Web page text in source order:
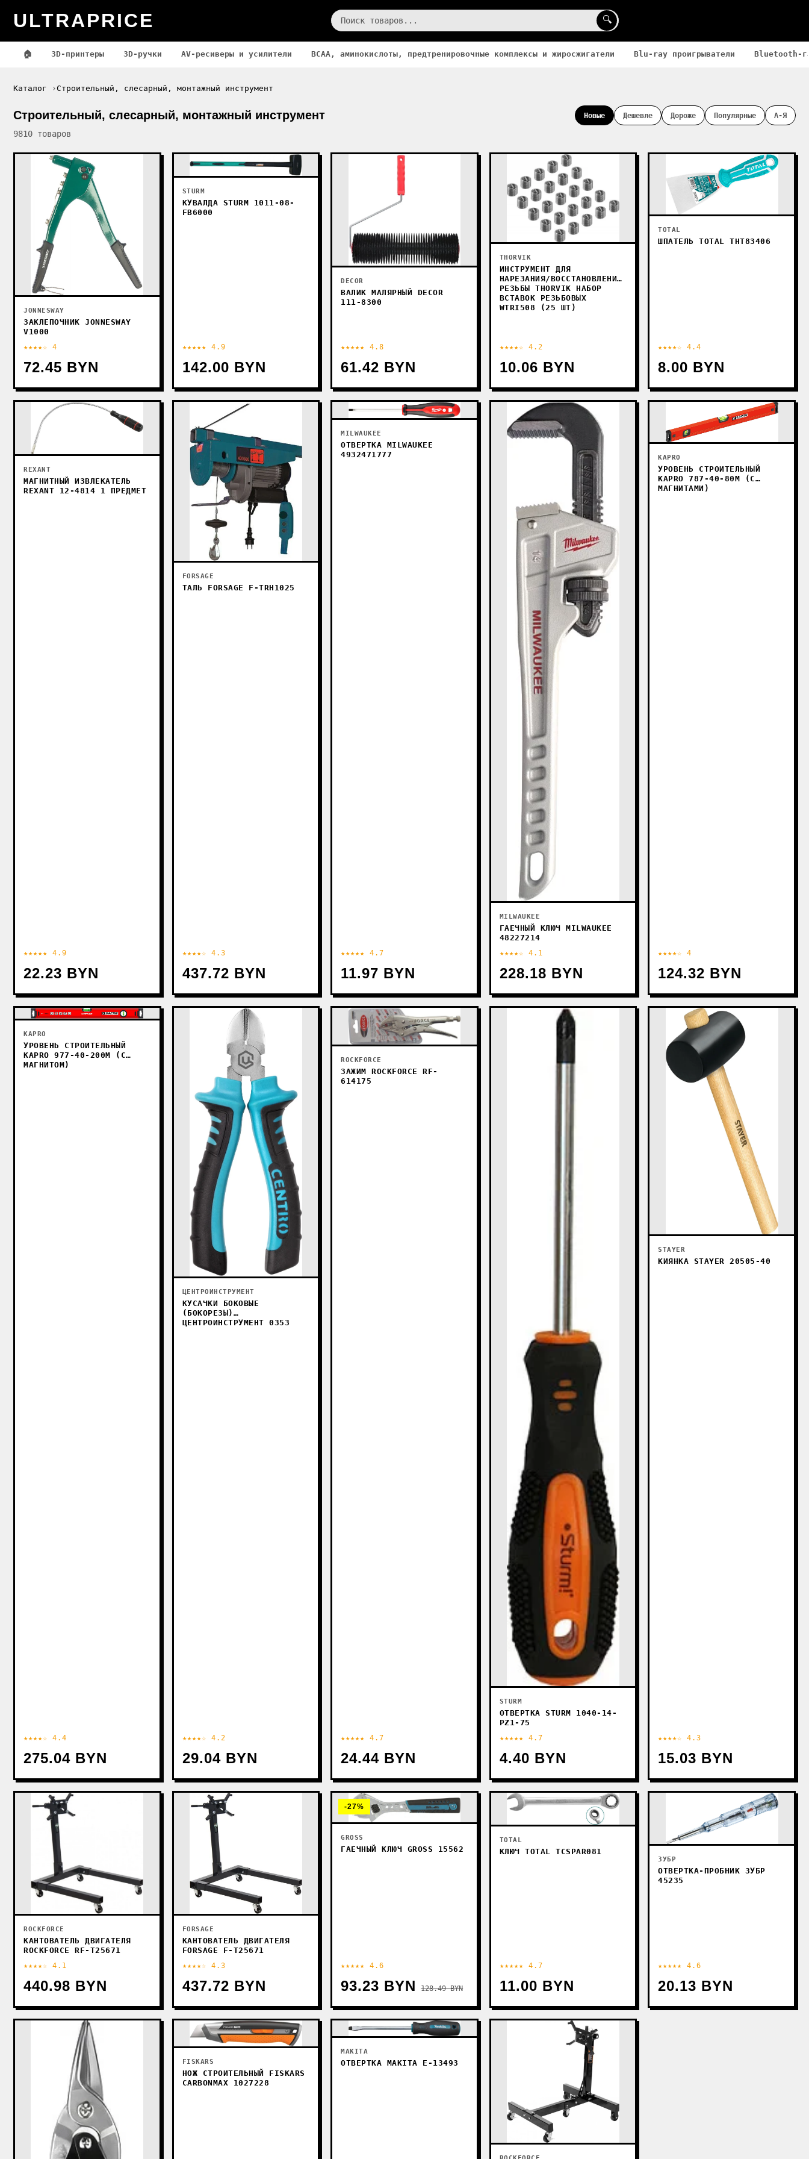
ULTRAPRICE 🔍
🏠 3D-принтеры 3D-ручки AV-ресиверы и усилители BCAA, аминокислоты, предтренировочные комплексы и жиросжигатели Blu-ray проигрыватели Bluetooth-
Каталог Строительный, слесарный, монтажный инструмент
Строительный, слесарный, монтажный инструмент
9810 товаров
Новые Дешевле Дороже Популярные А-Я
JONNESWAY
ЗАКЛЕПОЧНИК JONNESWAY
V1000
★★★★☆ 4
72.45 BYN
STURM
КУВАЛДА STURM 1011-08-
FB6000
★★★★★ 4.9
142.00 BYN
DECOR
ВАЛИК МАЛЯРНЫЙ DECOR
111-8300
★★★★★ 4.8
61.42 BYN
THORVIK
ИНСТРУМЕНТ ДЛЯ
НАРЕЗАНИЯ/ВОССТАНОВЛЕНИЯ
РЕЗЬБЫ THORVIK НАБОР
ВСТАВОК РЕЗЬБОВЫХ
WTRI508 (25 ШТ)
★★★★☆ 4.2
10.06 BYN
TOTAL
ШПАТЕЛЬ TOTAL THT83406
★★★★☆ 4.4
8.00 BYN
REXANT
МАГНИТНЫЙ ИЗВЛЕКАТЕЛЬ
REXANT 12-4814 1 ПРЕДМЕТ
★★★★★ 4.9
22.23 BYN
FORSAGE
ТАЛЬ FORSAGE F-TRH1025
★★★★☆ 4.3
437.72 BYN
MILWAUKEE
ОТВЕРТКА MILWAUKEE
4932471777
★★★★★ 4.7
11.97 BYN
MILWAUKEE
ГАЕЧНЫЙ КЛЮЧ MILWAUKEE
48227214
★★★★☆ 4.1
228.18 BYN
KAPRO
УРОВЕНЬ СТРОИТЕЛЬНЫЙ
KAPRO 787-40-80М (С
МАГНИТАМИ)
★★★★☆ 4
124.32 BYN
KAPRO
УРОВЕНЬ СТРОИТЕЛЬНЫЙ
KAPRO 977-40-200М (С
МАГНИТОМ)
★★★★☆ 4.4
275.04 BYN
ЦЕНТРОИНСТРУМЕНТ
КУСАЧКИ БОКОВЫЕ
(БОКОРЕЗЫ)
ЦЕНТРОИНСТРУМЕНТ 0353
★★★★☆ 4.2
29.04 BYN
ROCKFORCE
ЗАЖИМ ROCKFORCE RF-
614175
★★★★★ 4.7
24.44 BYN
STURM
ОТВЕРТКА STURM 1040-14-
PZ1-75
★★★★★ 4.7
4.40 BYN
STAYER
КИЯНКА STAYER 20505-40
★★★★☆ 4.3
15.03 BYN
ROCKFORCE
КАНТОВАТЕЛЬ ДВИГАТЕЛЯ
ROCKFORCE RF-T25671
★★★★☆ 4.1
440.98 BYN
FORSAGE
КАНТОВАТЕЛЬ ДВИГАТЕЛЯ
FORSAGE F-T25671
★★★★☆ 4.3
437.72 BYN
-27%
GROSS
ГАЕЧНЫЙ КЛЮЧ GROSS 15562
★★★★★ 4.6
93.23 BYN 128.49 BYN
TOTAL
КЛЮЧ TOTAL TCSPAR081
★★★★★ 4.7
11.00 BYN
ЗУБР
ОТВЕРТКА-ПРОБНИК ЗУБР
45235
★★★★★ 4.6
20.13 BYN
FISKARS
НОЖ СТРОИТЕЛЬНЫЙ FISKARS
CARBONMAX 1027228
MAKITA
ОТВЕРТКА MAKITA E-13493